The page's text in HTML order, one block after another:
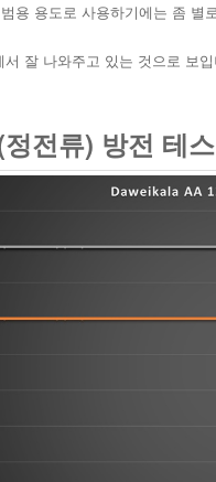
용 용도로 사용하기에는 좀 별
잘 나와주고 있는 것으로 보
전류) 방전 테